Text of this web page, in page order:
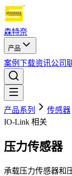
森特奈
产品
案例 下载资讯公司
产品系列 传感器
IO-Link 相关
压力传感器
承载压力传感器和